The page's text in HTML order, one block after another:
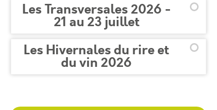
Les Transversales 2026 -
21 au 23 juillet
Les Hivernales du rire et
du vin 2026